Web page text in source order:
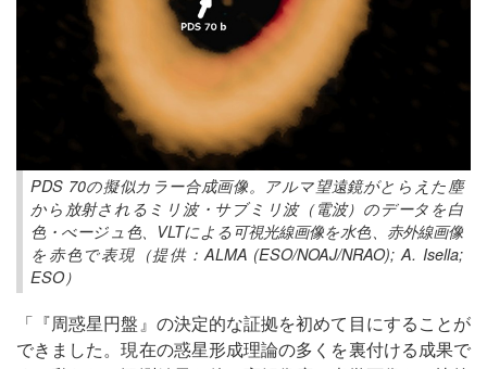
PDS 70の擬似カラー合成画像。アルマ望遠鏡がとらえた塵
から放射されるミリ波・サブミリ波（電波）のデータを白
色・べージュ色、VLTによる可視光線画像を水色、赤外線画像
を赤色で表現（提供：ALMA (ESO/NOAJ/NRAO); A. Isella;
ESO）
「『周惑星円盤』の決定的な証拠を初めて目にすることが
できました。現在の惑星形成理論の多くを裏付ける成果で